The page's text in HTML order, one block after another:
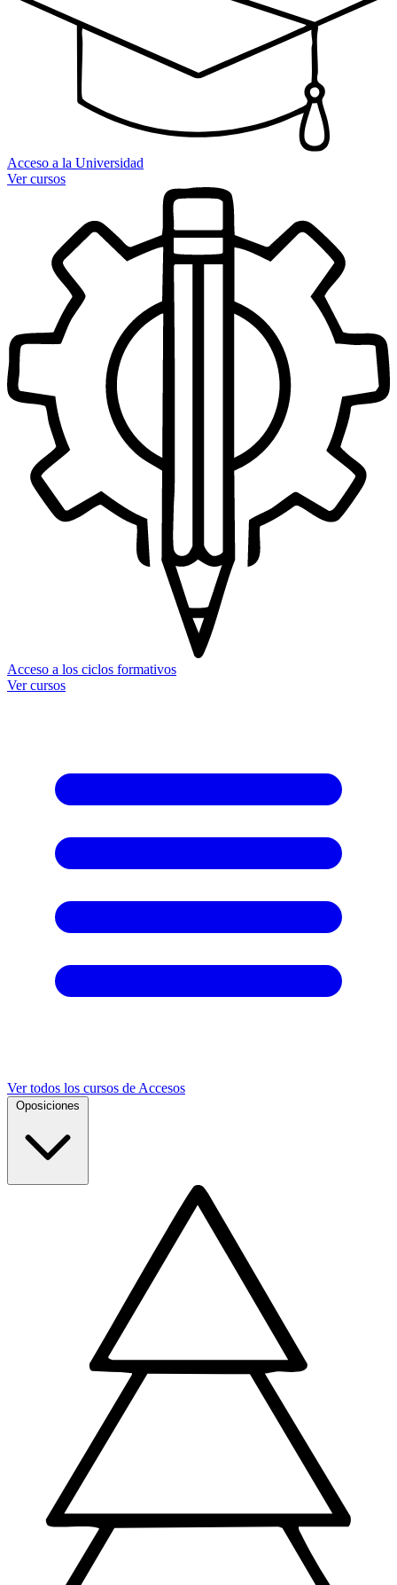
Acceso a la Universidad
Ver cursos
Acceso a los ciclos formativos
Ver cursos
Ver todos los cursos de Accesos
Oposiciones